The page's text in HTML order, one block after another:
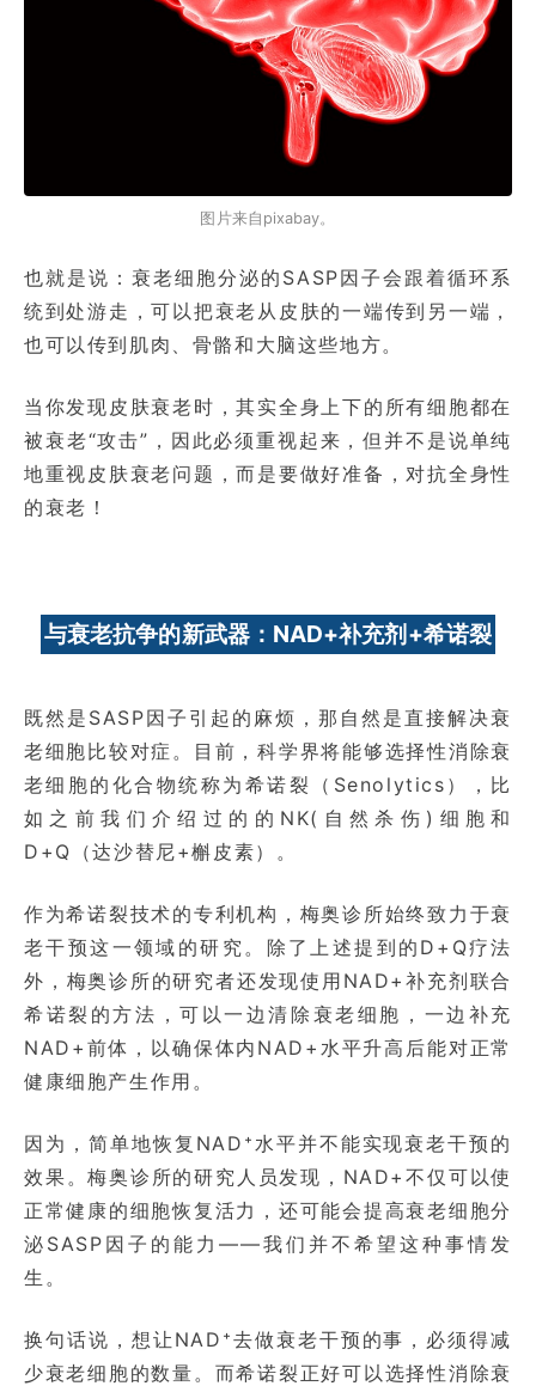
图片来自pixabay。
也就是说：衰老细胞分泌的SASP因子会跟着循环系
统到处游走，可以把衰老从皮肤的一端传到另一端，
也可以传到肌肉、骨骼和大脑这些地方。
当你发现皮肤衰老时，其实全身上下的所有细胞都在
被衰老“攻击”，因此必须重视起来，但并不是说单纯
地重视皮肤衰老问题，而是要做好准备，对抗全身性
的衰老！
与衰老抗争的新武器：NAD+补充剂+希诺裂
既然是SASP因子引起的麻烦，那自然是直接解决衰
老细胞比较对症。目前，科学界将能够选择性消除衰
老细胞的化合物统称为希诺裂（Senolytics），比
如之前我们介绍过的的NK(自然杀伤)细胞和
D+Q（达沙替尼+槲皮素）。
作为希诺裂技术的专利机构，梅奥诊所始终致力于衰
老干预这一领域的研究。除了上述提到的D+Q疗法
外，梅奥诊所的研究者还发现使用NAD+补充剂联合
希诺裂的方法，可以一边清除衰老细胞，一边补充
NAD+前体，以确保体内NAD+水平升高后能对正常
健康细胞产生作用。
因为，简单地恢复NAD⁺水平并不能实现衰老干预的
效果。梅奥诊所的研究人员发现，NAD+不仅可以使
正常健康的细胞恢复活力，还可能会提高衰老细胞分
泌SASP因子的能力——我们并不希望这种事情发
生。
换句话说，想让NAD⁺去做衰老干预的事，必须得减
少衰老细胞的数量。而希诺裂正好可以选择性消除衰